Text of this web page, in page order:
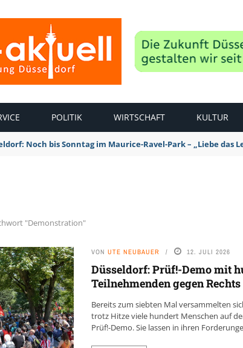
POLITIK WIRTSCHAFT KULTUR
Noch bis Sonntag im Maurice-Ravel-Park – „Liebe das
"Demonstration"
VON UTE NEUBAUER 12. JULI 2026
Düsseldorf: Prüf!-Demo mit
Teilnehmenden gegen Rechts
Bereits zum siebten Mal versammelten
trotz Hitze viele hundert Menschen auf
Prüf!-Demo. Sie lassen in ihren